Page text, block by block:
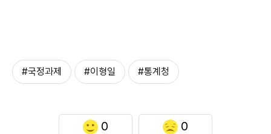
#국정과제 #이형일 #통계청
0 0